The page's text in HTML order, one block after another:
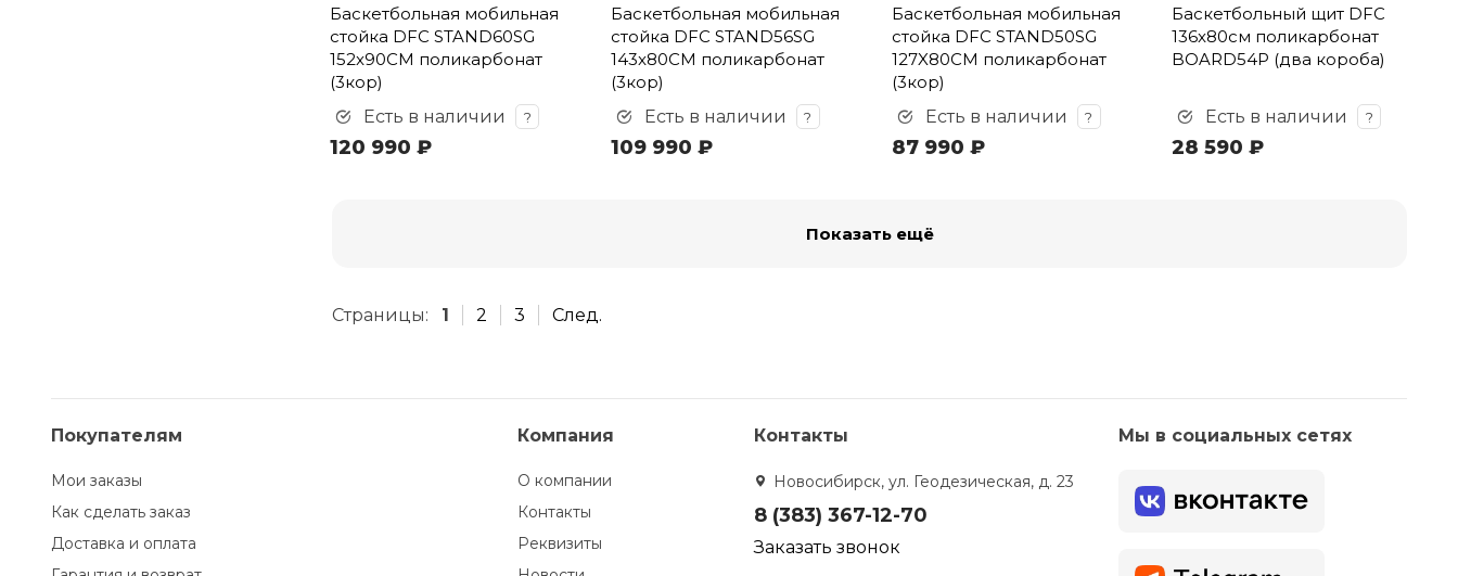
Баскетбольная мобильная
стойка DFC STAND60SG
152x90CM поликарбонат
(3кор)
Есть в наличии
?
120 990 ₽
Баскетбольная мобильная
стойка DFC STAND56SG
143x80CM поликарбонат
(3кор)
Есть в наличии
?
109 990 ₽
Баскетбольная мобильная
стойка DFC STAND50SG
127X80CM поликарбонат
(3кор)
Есть в наличии
?
87 990 ₽
Баскетбольный щит DFC
136x80см поликарбонат
BOARD54P (два короба)
Есть в наличии ?
28 590 ₽
Показать ещё
Страницы: 1 2 3 След.
Покупателям
Мои заказы
Как сделать заказ
Доставка и оплата
Компания
О компании
Контакты
Реквизиты
Контакты
Новосибирск, ул. Геодезическая, д. 23
8 (383) 367-12-70
Заказать звонок
Мы в социальных сетях